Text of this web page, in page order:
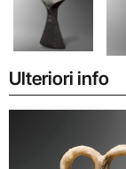
Ulteriori info